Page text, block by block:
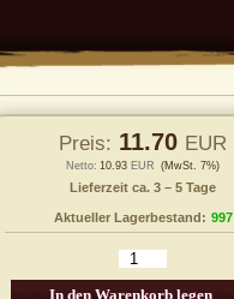
Preis: 11.70 EUR
Netto: 10.93 EUR (MwSt. 7%)
Lieferzeit ca. 3 – 5 Tage
Aktueller Lagerbestand: 997
In den Warenkorb legen